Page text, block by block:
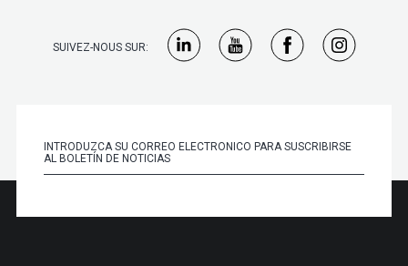
SUIVEZ-NOUS SUR: